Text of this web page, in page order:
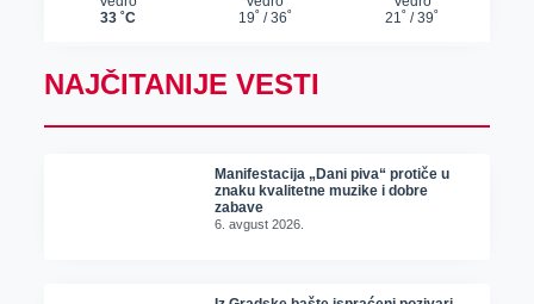
NAJČITANIJE VESTI
Manifestacija „Dani piva“ protiče u
znaku kvalitetne muzike i dobre
zabave
6. avgust 2026.